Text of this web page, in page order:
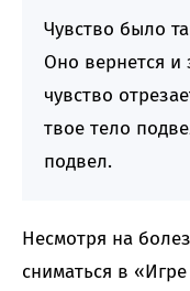
Чувство было
Оно вернется и
чувство
твое тело
подвел.
Несмотря на
сниматься в